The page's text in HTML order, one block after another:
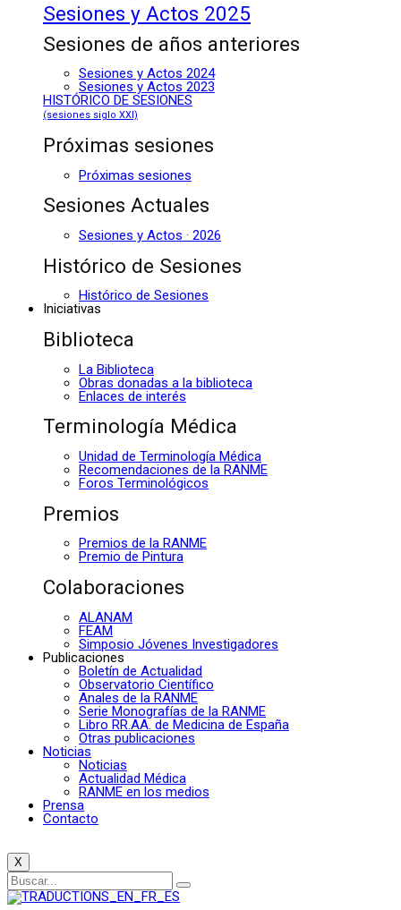
Sesiones y Actos 2025
Sesiones de años anteriores
Sesiones y Actos 2024
Sesiones y Actos 2023
HISTÓRICO DE SESIONES
(sesiones siglo XXI)
Próximas sesiones
Próximas sesiones
Sesiones Actuales
Sesiones y Actos · 2026
Histórico de Sesiones
Histórico de Sesiones
Iniciativas
Biblioteca
La Biblioteca
Obras donadas a la biblioteca
Enlaces de interés
Terminología Médica
Unidad de Terminología Médica
Recomendaciones de la RANME
Foros Terminológicos
Premios
Premios de la RANME
Premio de Pintura
Colaboraciones
ALANAM
FEAM
Simposio Jóvenes Investigadores
Publicaciones
Boletín de Actualidad
Observatorio Científico
Anales de la RANME
Serie Monografías de la RANME
Libro RR.AA. de Medicina de España
Otras publicaciones
Noticias
Noticias
Actualidad Médica
RANME en los medios
Prensa
Contacto
X